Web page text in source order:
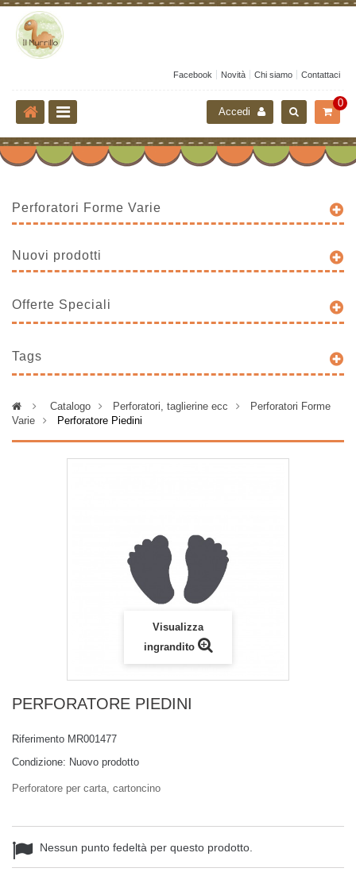
Facebook Novità Chi siamo Contattaci
0
Accedi
Perforatori Forme Varie
Nuovi prodotti
Offerte Speciali
Tags
> Catalogo > Perforatori, taglierine ecc >
Perforatori Forme
Varie
> Perforatore Piedini
Visualizza
ingrandito
PERFORATORE PIEDINI
Riferimento MR001477
Condizione: Nuovo prodotto
Perforatore per carta, cartoncino
Nessun punto fedeltà per questo prodotto.